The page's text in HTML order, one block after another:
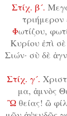
Στίχ. β´.
Φω­τί­ζου,
Κυ­ρί­ου ἐ­πὶ
Σι­ών· σὺ δὲ
Στίχ. γ´.
μα, ἀ­μνὸς
Ὢθεί­ας! ὢ